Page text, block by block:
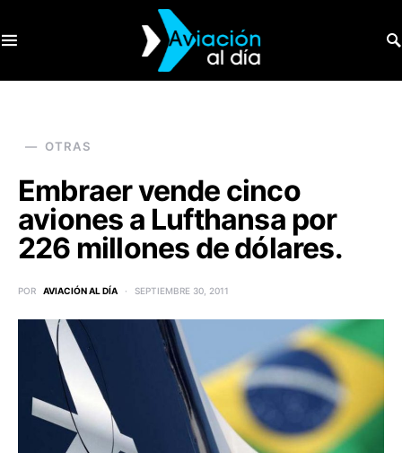
OTRAS
Embraer vende cinco
aviones a Lufthansa por
226 millones de dólares.
POR AVIACIÓN AL DÍA SEPTIEMBRE 30, 2011